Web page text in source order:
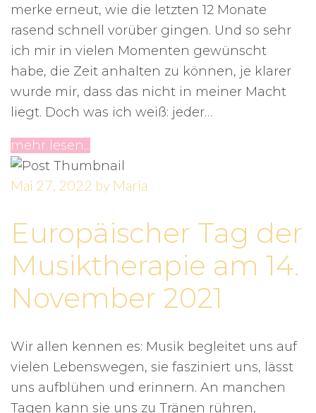
merke erneut, wie die letzten 12 Monate
rasend schnell vorüber gingen. Und so sehr
ich mir in vielen Momenten gewünscht
habe, die Zeit anhalten zu können, je klarer
wurde mir, dass das nicht in meiner Macht
liegt. Doch was ich weiß: jeder…
mehr lesen...
Mai 27, 2022 by Maria
Europäischer Tag der
Musiktherapie am 14.
November 2021
Wir allen kennen es: Musik begleitet uns auf
vielen Lebenswegen, sie fasziniert uns, lässt
uns aufblühen und erinnern. An manchen
Tagen kann sie uns zu Tränen rühren,